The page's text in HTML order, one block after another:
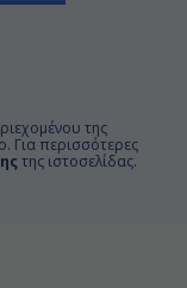
της
Για περισσότερες
της ιστοσελίδας.